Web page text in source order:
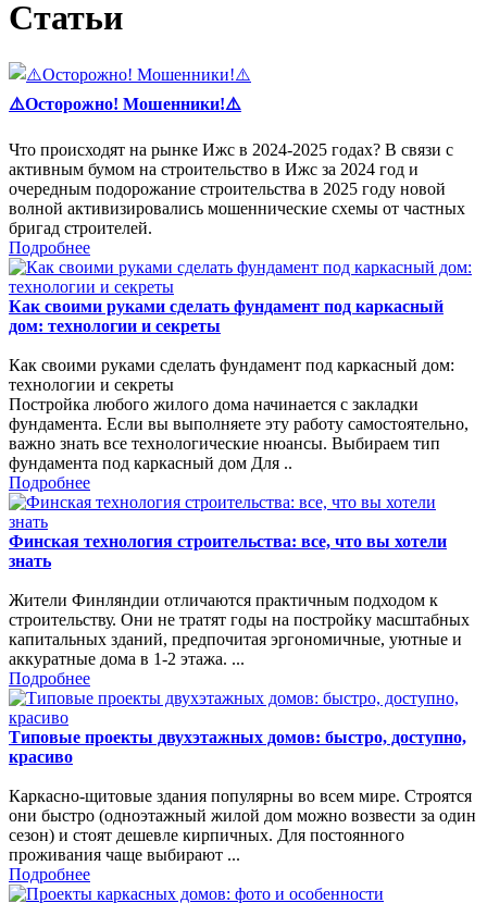
Статьи
⚠️Осторожно! Мошенники!⚠️
Что происходят на рынке Ижс в 2024-2025 годах? В связи с
активным бумом на строительство в Ижс за 2024 год и
очередным подорожание строительства в 2025 году новой
волной активизировались мошеннические схемы от частных
бригад строителей.
Подробнее
Как своими руками сделать фундамент под каркасный
дом: технологии и секреты
Как своими руками сделать фундамент под каркасный дом:
технологии и секреты
Постройка любого жилого дома начинается с закладки
фундамента. Если вы выполняете эту работу самостоятельно,
важно знать все технологические нюансы. Выбираем тип
фундамента под каркасный дом Для ..
Подробнее
Финская технология строительства: все, что вы хотели
знать
Жители Финляндии отличаются практичным подходом к
строительству. Они не тратят годы на постройку масштабных
капитальных зданий, предпочитая эргономичные, уютные и
аккуратные дома в 1-2 этажа. ...
Подробнее
Типовые проекты двухэтажных домов: быстро, доступно,
красиво
Каркасно-щитовые здания популярны во всем мире. Строятся
они быстро (одноэтажный жилой дом можно возвести за один
сезон) и стоят дешевле кирпичных. Для постоянного
проживания чаще выбирают ...
Подробнее